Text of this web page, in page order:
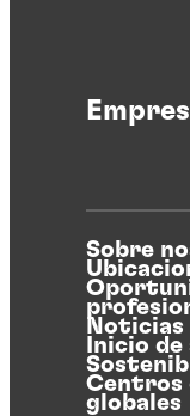
Sobre
Noticias
Inicio
Centros
globales